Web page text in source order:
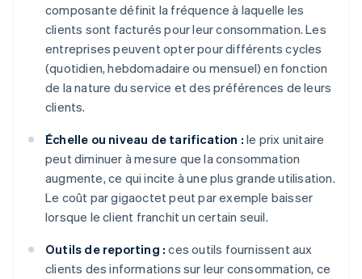
composante définit la fréquence à laquelle les
clients sont facturés pour leur consommation. Les
entreprises peuvent opter pour différents cycles
(quotidien, hebdomadaire ou mensuel) en fonction
de la nature du service et des préférences de leurs
clients.
Échelle ou niveau de tarification : le prix unitaire
peut diminuer à mesure que la consommation
augmente, ce qui incite à une plus grande utilisation.
Le coût par gigaoctet peut par exemple baisser
lorsque le client franchit un certain seuil.
Outils de reporting : ces outils fournissent aux
clients des informations sur leur consommation, ce